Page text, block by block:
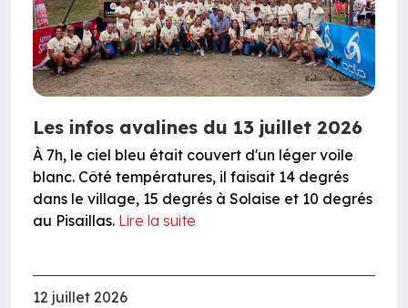
Les infos avalines du 13 juillet 2026
À 7h, le ciel bleu était couvert d'un léger voile
blanc. Côté températures, il faisait 14 degrés
dans le village, 15 degrés à Solaise et 10 degrés
au Pisaillas. Lire la suite
12 juillet 2026